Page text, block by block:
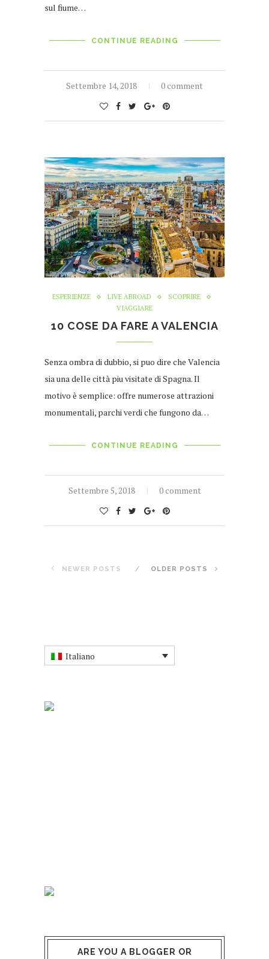
sul fiume…
CONTINUE READING
Settembre 14, 2018 0 comment
ESPERIENZE LIVE ABROAD
SCOPRIRE
VIAGGIARE
10 COSE DA FARE A VALENCIA
Senza ombra di dubbio, si puo dire che Valencia
sia una delle città piu visitate di Spagna. Il
motivo è semplice: offre numerose attrazioni
monumentali, parchi verdi che fungono da…
CONTINUE READING
Settembre 5, 2018 0 comment
NEWER POSTS OLDER POSTS
Italiano
ARE YOU A BLOGGER OR